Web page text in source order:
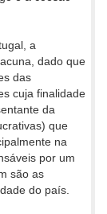
a
dado que
das
cuja finalidade
da
que
na
por um
são as
do país.